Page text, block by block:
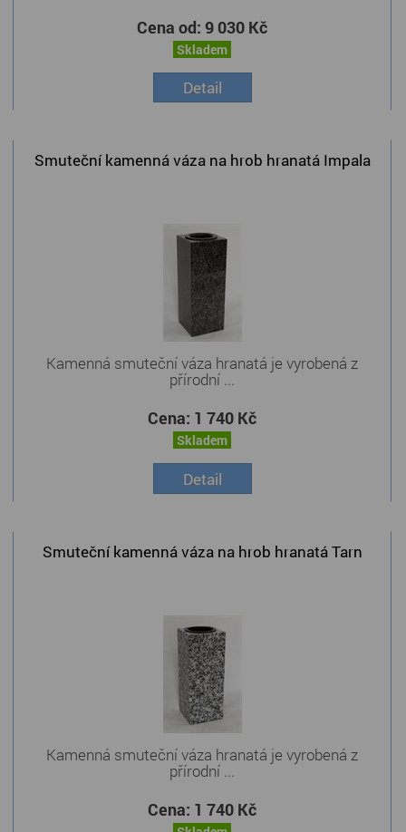
Cena od: 9 030 Kč
Skladem
Detail
Smuteční kamenná váza na hrob hranatá Impala
Kamenná smuteční váza hranatá je vyrobená z
přírodní ...
Cena: 1 740 Kč
Skladem
Detail
Smuteční kamenná váza na hrob hranatá Tarn
Kamenná smuteční váza hranatá je vyrobená z
přírodní ...
Cena: 1 740 Kč